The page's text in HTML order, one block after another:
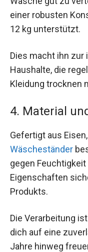
einer robusten
12 kg unterstützt.
Dies macht ihn zur
Haushalte, die
Kleidung trocknen
4. Material
Gefertigt aus
Wäscheständer
gegen
Eigenschaften
Produkts.
Die Verarbeitung
dich auf eine
Jahre hinweg